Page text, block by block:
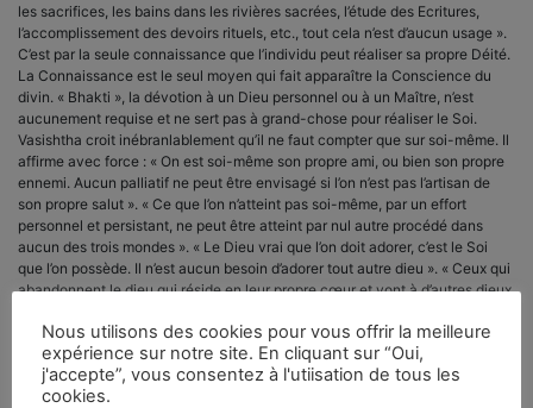
les sacrifices, les bains dans les rivières sacrées, l’étude des Ecritures,
l’accomplissement des devoirs rituels, etc., tout cela n’est d’aucun usage ».
C’est par la seule connaissance que l’individu peut réaliser sa propre Déité.
La Connaissance est le seul moyen qui fait apparaître la Conscience du
divin. « Bhakti », la dévotion à un Dieu personnel ou à un Maître, n’est
aucunement requise et ne sert pas à grand-chose pour réaliser le Soi.
Vasishtha croit inébranlablement qu’il ne faut compter que sur soi-même. Il
affirme avec force : « On est soi-même son propre ami, ou bien son propre
ennemi. Aucun palliatif ne peut être envisagé si l’on n’est pas l’artisan de
son propre salut ». « Ce que l’on n’atteint pas soi-même, par un effort
personnel et persistant, ne peut être atteint par nul autre procédé dans
aucun des trois mondes ». « Le Dieu vrai que l’on doit adorer, c’est le Soi
que l’on possède. Il n’est aucun besoin d’adorer tout autre dieu ». « Ceux qui
abandonnent le dieu qui réside en leur propre cœur et vont à d’autres dieux
main pour rechercher les verroteries ».
Nous utilisons des cookies pour vous offrir la meilleure
expérience sur notre site. En cliquant sur “Oui,
j'accepte”, vous consentez à l'utiisation de tous les
cookies.